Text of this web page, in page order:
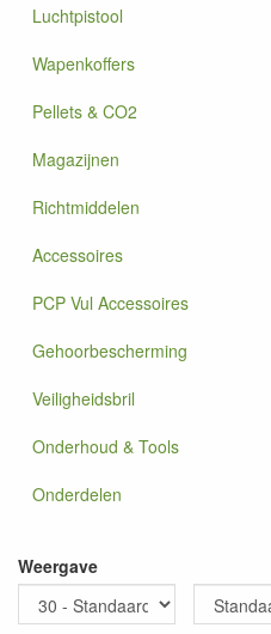
Luchtpistool
Wapenkoffers
Pellets & CO2
Magazijnen
Richtmiddelen
Accessoires
PCP Vul Accessoires
Gehoorbescherming
Veiligheidsbril
Onderhoud & Tools
Onderdelen
Weergave